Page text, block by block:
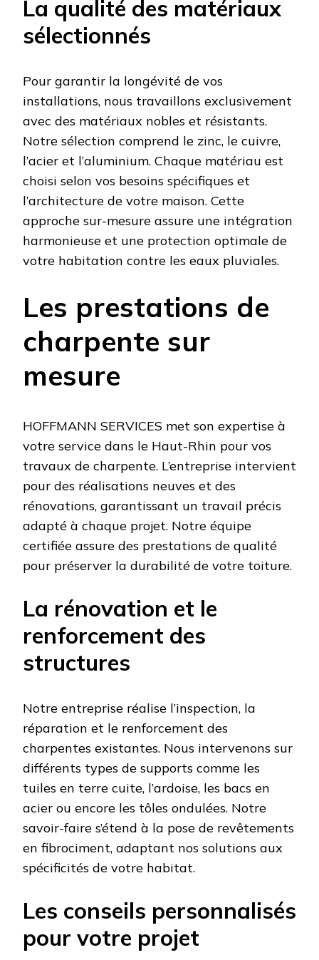
La qualité des matériaux
sélectionnés
Pour garantir la longévité de vos
installations, nous travaillons exclusivement
avec des matériaux nobles et résistants.
Notre sélection comprend le zinc, le cuivre,
l’acier et l’aluminium. Chaque matériau est
choisi selon vos besoins spécifiques et
l’architecture de votre maison. Cette
approche sur-mesure assure une intégration
harmonieuse et une protection optimale de
votre habitation contre les eaux pluviales.
Les prestations de
charpente sur
mesure
HOFFMANN SERVICES met son expertise à
votre service dans le Haut-Rhin pour vos
travaux de charpente. L’entreprise intervient
pour des réalisations neuves et des
rénovations, garantissant un travail précis
adapté à chaque projet. Notre équipe
certifiée assure des prestations de qualité
pour préserver la durabilité de votre toiture.
La rénovation et le
renforcement des
structures
Notre entreprise réalise l’inspection, la
réparation et le renforcement des
charpentes existantes. Nous intervenons sur
différents types de supports comme les
tuiles en terre cuite, l’ardoise, les bacs en
acier ou encore les tôles ondulées. Notre
savoir-faire s’étend à la pose de revêtements
en fibrociment, adaptant nos solutions aux
spécificités de votre habitat.
Les conseils personnalisés
pour votre projet